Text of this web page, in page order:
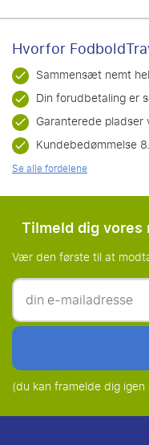
Hvorfor
Sammensæt nemt
Din forudbetaling er
Garanterede
Kundebedømmelse
Se alle fordelene
Tilmeld dig
Vær den første til at
(du kan framelde dig